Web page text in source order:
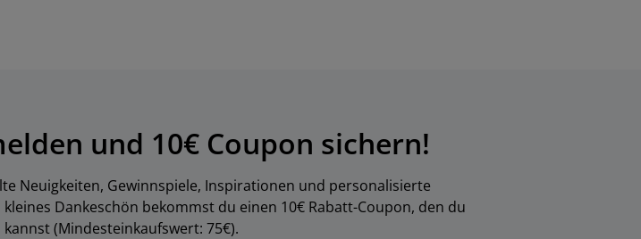
und 10€ Coupon sichern!
Neuigkeiten, Gewinnspiele, Inspirationen und personalisierte
Dankeschön bekommst du einen 10€ Rabatt-Coupon, den du
(Mindesteinkaufswert: 75€).